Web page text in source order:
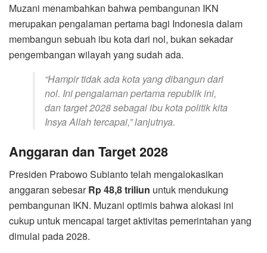
Muzani menambahkan bahwa pembangunan IKN
merupakan pengalaman pertama bagi Indonesia dalam
membangun sebuah ibu kota dari nol, bukan sekadar
pengembangan wilayah yang sudah ada.
“Hampir tidak ada kota yang dibangun dari
nol. Ini pengalaman pertama republik ini,
dan target 2028 sebagai ibu kota politik kita
Insya Allah tercapai,”lanjutnya.
Anggaran dan Target 2028
Presiden Prabowo Subianto telah mengalokasikan
anggaran sebesarRp 48,8 triliun untuk mendukung
pembangunan IKN. Muzani optimis bahwa alokasi ini
cukup untuk mencapai target aktivitas pemerintahan yang
dimulai pada 2028.